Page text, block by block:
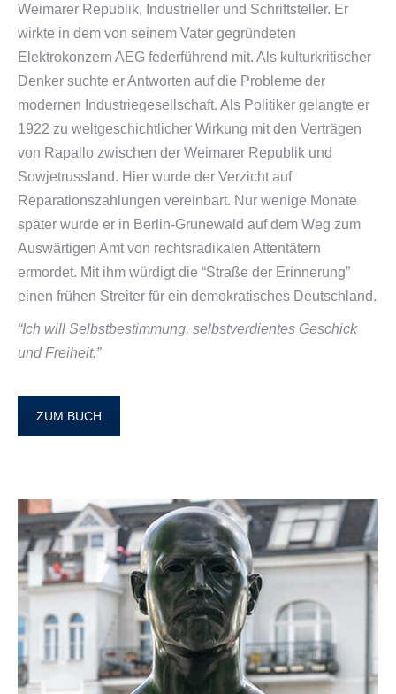
Weimarer Republik, Industrieller und Schriftsteller. Er
wirkte in dem von seinem Vater gegründeten
Elektrokonzern AEG federführend mit. Als kulturkritischer
Denker suchte er Antworten auf die Probleme der
modernen Industriegesellschaft. Als Politiker gelangte er
1922 zu weltgeschichtlicher Wirkung mit den Verträgen
von Rapallo zwischen der Weimarer Republik und
Sowjetrussland. Hier wurde der Verzicht auf
Reparationszahlungen vereinbart. Nur wenige Monate
später wurde er in Berlin-Grunewald auf dem Weg zum
Auswärtigen Amt von rechtsradikalen Attentätern
ermordet. Mit ihm würdigt die “Straße der Erinnerung”
einen frühen Streiter für ein demokratisches Deutschland.
“Ich will Selbstbestimmung, selbstverdientes Geschick
und Freiheit.”
ZUM BUCH